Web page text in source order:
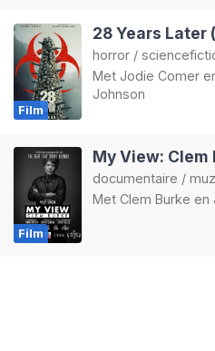
Film
28 Years Later
horror /
Met Jodie Comer
Johnson
Film
My View: Clem
documentaire /
Met Clem Burke en